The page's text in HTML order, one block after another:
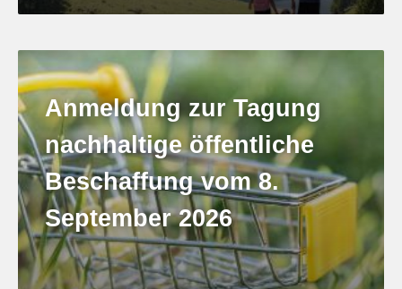
Anmeldung zur Tagung
nachhaltige öffentliche
Beschaffung vom 8.
September 2026